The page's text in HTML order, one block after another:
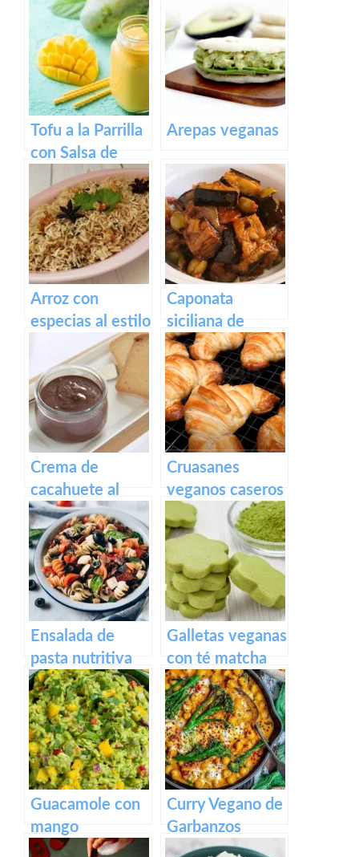
Tofu a la Parrilla
con Salsa de
Mango
Arepas veganas
Arroz con
especias al estilo
Caponata
siciliana de
berenjenas
Crema de
cacahuete al
cacao
Cruasanes
veganos caseros
en freidora de
aire (solo 3
ingredientes)
Ensalada de
pasta nutritiva
Galletas veganas
con té matcha
Guacamole con
mango
Curry Vegano de
Garbanzos